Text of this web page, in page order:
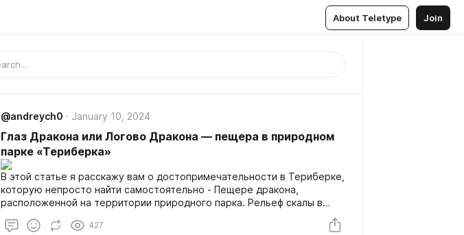
About Teletype Join
@andreych0 January 10, 2024
Глаз Дракона или Логово Дракона — пещера в природном
парке «Териберка»
В этой статье я расскажу вам о достопримечательности в Териберке,
которую непросто найти самостоятельно - Пещере дракона,
расположенной на территории природного парка. Рельеф скалы в
этом месте действительно напоминает "логово", а разбросанные по
дну круглые камни ("яйца дракона") намекают на то, что обитатели
427